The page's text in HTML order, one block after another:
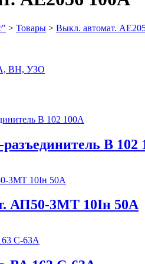
> Товары > Выкл. автомат.
ВН, УЗО
В 102
АП50-3МТ 10Iн 50А